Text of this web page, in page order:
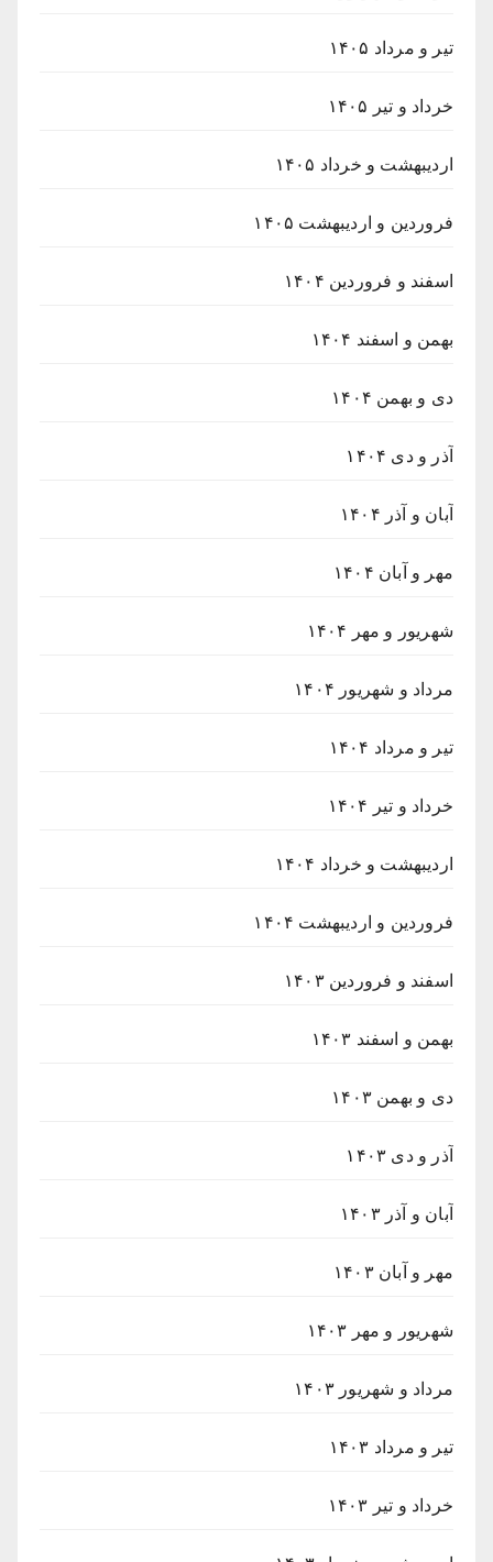
تیر و مرداد ۱۴۰۵
خرداد و تیر ۱۴۰۵
اردیبهشت و خرداد ۱۴۰۵
فروردین و اردیبهشت ۱۴۰۵
اسفند و فروردین ۱۴۰۴
بهمن و اسفند ۱۴۰۴
دی و بهمن ۱۴۰۴
آذر و دی ۱۴۰۴
آبان و آذر ۱۴۰۴
مهر و آبان ۱۴۰۴
شهریور و مهر ۱۴۰۴
مرداد و شهریور ۱۴۰۴
تیر و مرداد ۱۴۰۴
خرداد و تیر ۱۴۰۴
اردیبهشت و خرداد ۱۴۰۴
فروردین و اردیبهشت ۱۴۰۴
اسفند و فروردین ۱۴۰۳
بهمن و اسفند ۱۴۰۳
دی و بهمن ۱۴۰۳
آذر و دی ۱۴۰۳
آبان و آذر ۱۴۰۳
مهر و آبان ۱۴۰۳
شهریور و مهر ۱۴۰۳
مرداد و شهریور ۱۴۰۳
تیر و مرداد ۱۴۰۳
خرداد و تیر ۱۴۰۳